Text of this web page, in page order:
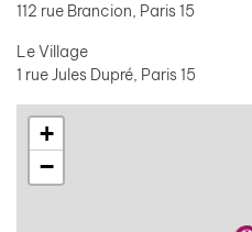
112 rue Brancion, Paris 15
Le Village
1 rue Jules Dupré, Paris 15
+
−